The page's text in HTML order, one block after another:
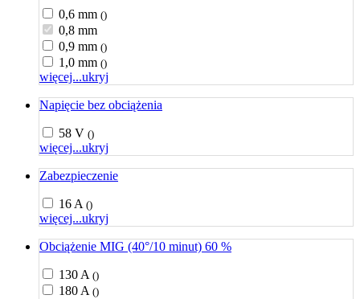
0,6 mm ()
0,8 mm
0,9 mm ()
1,0 mm ()
więcej...ukryj
Napięcie bez obciążenia
58 V ()
więcej...ukryj
Zabezpieczenie
16 A ()
więcej...ukryj
Obciążenie MIG (40°/10 minut) 60 %
130 A ()
180 A ()